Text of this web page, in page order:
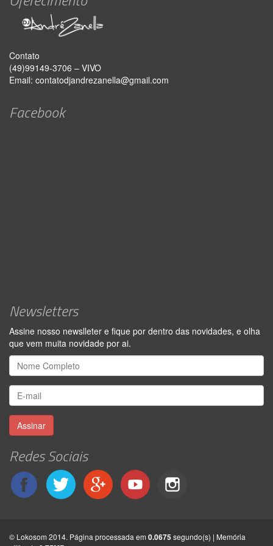
Contato
(49)99149-3706 – VIVO
Email: contatodjandrezanella@gmail.com
Facebook
Newsletters
Assine nosso newslleter e fique por dentro das novidades, e olha
que vem muita novidade por ai.
Assinar
Redes Sociais
© Lokosom 2014. Página processada em 0.0675 segundo(s) | Memória